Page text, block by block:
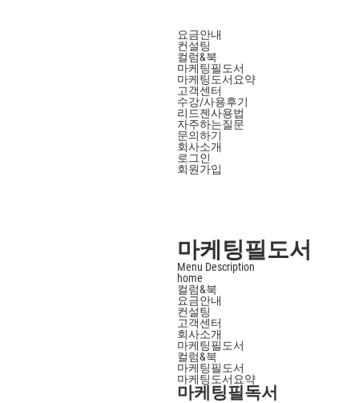
요금안내
컨설팅
컬럼&북
마케팅필도서
마케팅도서요약
고객센터
수강/사용후기
리드젠사용법
자주하는질문
문의하기
회사소개
로그인
회원가입
마케팅필도서
Menu Description
home
컬럼&북
요금안내
컨설팅
고객센터
회사소개
마케팅필도서
컬럼&북
마케팅필도서
마케팅도서요약
마케팅필독서